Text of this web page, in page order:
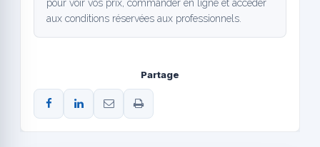
pour voir vos prix, commander en ligne et accéder
aux conditions réservées aux professionnels.
Partage